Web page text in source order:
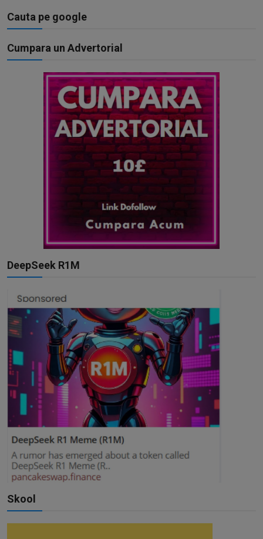
Cauta pe google
Cumpara un Advertorial
DeepSeek R1M
Skool